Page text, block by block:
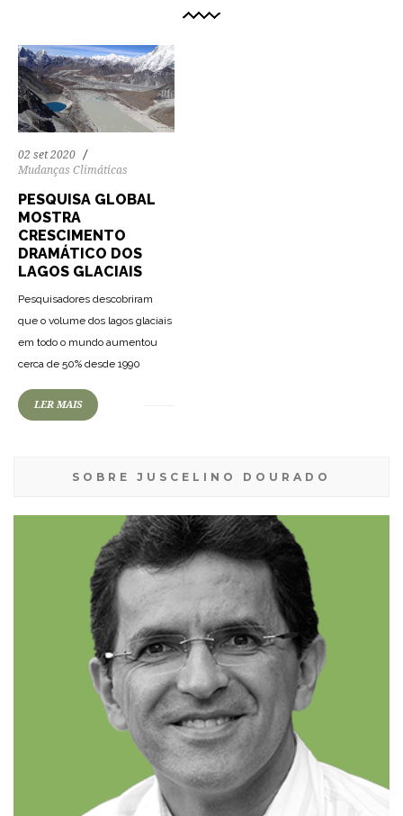
02 set 2020
Mudanças Climáticas
PESQUISA GLOBAL
MOSTRA
CRESCIMENTO
DRAMÁTICO DOS
LAGOS GLACIAIS
Pesquisadores descobriram
que o volume dos lagos glaciais
em todo o mundo aumentou
cerca de 50% desde 1990
LER MAIS
SOBRE JUSCELINO DOURADO